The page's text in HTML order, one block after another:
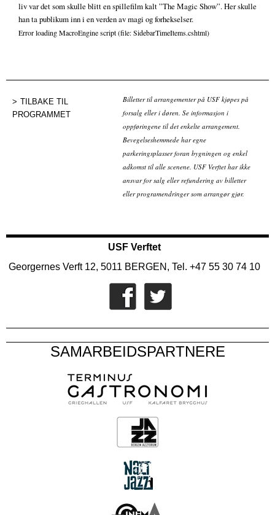
liv var det som skulle blitt en spillefilm kalt ”The Magic Show”. Her skulle
han ta publikum inn i en verden av magi og forhekselser.
Error loading MacroEngine script (file: SidebarTimeItems.cshtml)
TILBAKE TIL
PROGRAMMET
Billetter til arrangementer på USF kjøpes på
forsalg eller i døren. Se informasjon i
oppføringene til det enkelte arrangement.
Bevegelseshemmede har egne
parkeringsplasser foran bygningen og enkel
adkomst til alle scenene. USF Verftet har ikke
ansvar for salg eller refundering av billetter
eller programendringer som arrangør gjør.
USF Verftet
Georgernes Verft 12, 5011 BERGEN, Tel. +47 55 30 74 10
SAMARBEIDSPARTNERE